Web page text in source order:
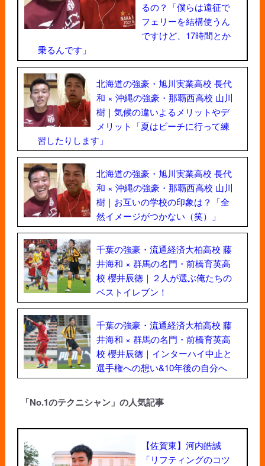
るの？「僕らは遠征で
フェリーを結構使うん
ですけど、17時間とか
乗るんです」
北海道の強豪・旭川実業高校 長代
和 × 沖縄の強豪・那覇西高校 山川
樹｜気候の違いよるメリットやデ
メリット「夏はビーチに行って練
習したりします」
北海道の強豪・旭川実業高校 長代
和 × 沖縄の強豪・那覇西高校 山川
樹｜お互いの学校の印象は？「全
然イメージがつかない（笑）」
千葉の強豪・流通経済大柏高校 藤
井海和 × 群馬の名門・前橋育英高
校 櫻井辰徳｜２人が選ぶ俺たちの
ベストイレブン！
千葉の強豪・流通経済大柏高校 藤
井海和 × 群馬の名門・前橋育英高
校 櫻井辰徳｜インターハイ中止と
選手権への想い&10年後の自分へ
「No.1のテクニシャン」の人気記事
【佐賀東】河内皓誠
「リフティングのコツ